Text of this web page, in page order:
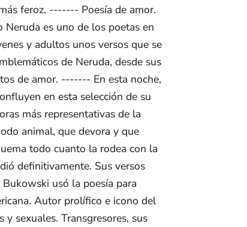
feroz. ------- Poesía de amor.
es uno de los poetas en
y adultos unos versos que se
de Neruda, desde sus
de amor. ------- En esta noche,
en esta selección de su
más representativas de la
animal, que devora y que
todo cuanto la rodea con la
definitivamente. Sus versos
usó la poesía para
Autor prolífico e icono del
sexuales. Transgresores, sus